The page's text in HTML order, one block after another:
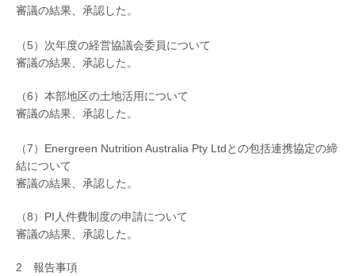
審議の結果、承認した。
（5）次年度の経営協議会委員について
審議の結果、承認した。
（6）本部地区の土地活用について
審議の結果、承認した。
（7）Energreen Nutrition Australia Pty Ltdとの包括連携協定の締
結について
審議の結果、承認した。
（8）PI人件費制度の申請について
審議の結果、承認した。
2 報告事項